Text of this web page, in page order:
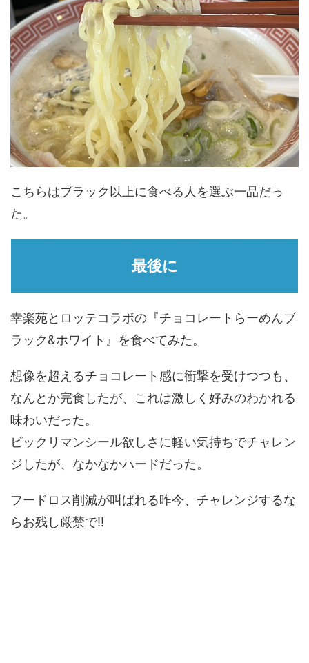
こちらはブラック以上に食べる人を選ぶ一品だっ
た。
最後に
幸楽苑とロッテコラボの『チョコレートらーめんブ
ラック&ホワイト』を食べてみた。
想像を超えるチョコレート感に衝撃を受けつつも、
なんとか完食したが、これは激しく好みのわかれる
味わいだった。
ビックリマンシール欲しさに軽い気持ちでチャレン
ジしたが、なかなかハードだった。
フードロス削減が叫ばれる昨今、チャレンジするな
らお残し厳禁で!!